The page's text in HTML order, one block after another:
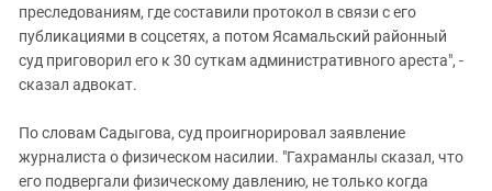
преследованиям, где составили протокол в связи с его
публикациями в соцсетях, а потом Ясамальский районный
суд приговорил его к 30 суткам административного ареста", -
сказал адвокат.
По словам Садыгова, суд проигнорировал заявление
журналиста о физическом насилии. "Гахраманлы сказал, что
его подвергали физическому давлению, не только когда